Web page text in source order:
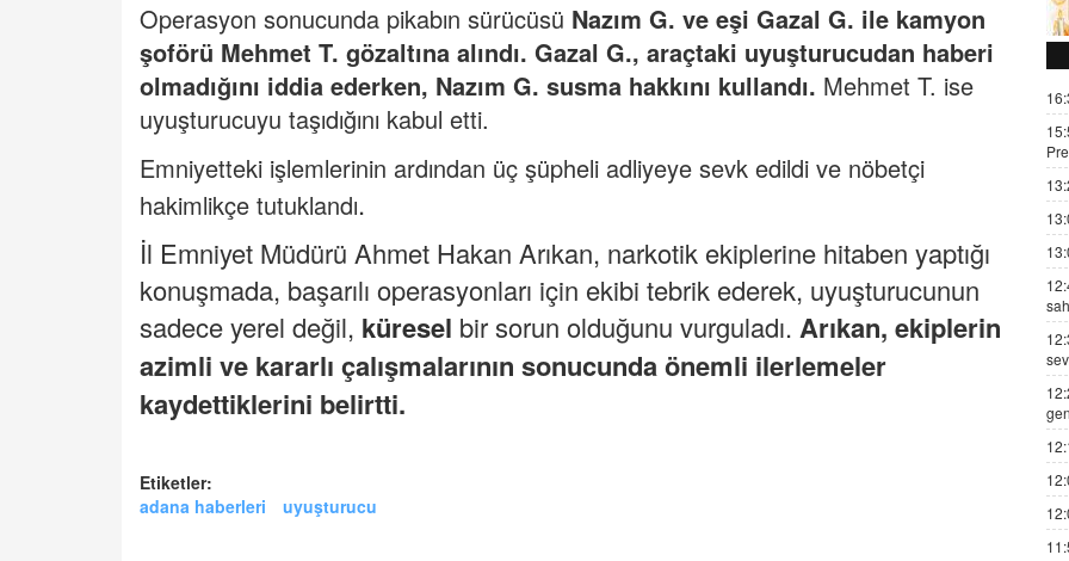
Operasyon sonucunda pikabın sürücüsü Nazım G. ve eşi Gazal G. ile kamyon
şoförü Mehmet T. gözaltına alındı. Gazal G., araçtaki uyuşturucudan haberi
olmadığını iddia ederken, Nazım G. susma hakkını kullandı. Mehmet T. ise
uyuşturucuyu taşıdığını kabul etti.
Emniyetteki işlemlerinin ardından üç şüpheli adliyeye sevk edildi ve nöbetçi
hakimlikçe tutuklandı.
İl Emniyet Müdürü Ahmet Hakan Arıkan, narkotik ekiplerine hitaben yaptığı
konuşmada, başarılı operasyonları için ekibi tebrik ederek, uyuşturucunun
sadece yerel değil, küresel bir sorun olduğunu vurguladı. Arıkan, ekiplerin
azimli ve kararlı çalışmalarının sonucunda önemli ilerlemeler
kaydettiklerini belirtti.
Etiketler:
adana haberleri
uyuşturucu